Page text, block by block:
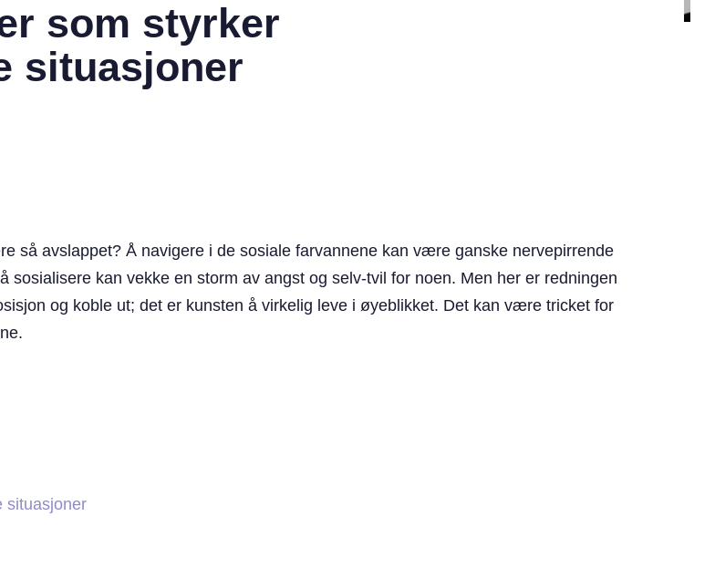
som styrker
situasjoner
så avslappet? Å navigere i de sosiale farvannene kan være ganske nervepirrende
sosialisere kan vekke en storm av angst og selv-tvil for noen. Men her er redningen
og koble ut; det er kunsten å virkelig leve i øyeblikket. Det kan være tricket for
situasjoner